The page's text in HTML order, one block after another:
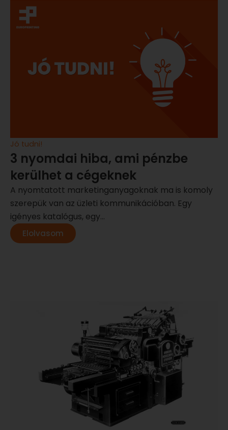
Jó tudni!
3 nyomdai hiba, ami pénzbe
kerülhet a cégeknek
A nyomtatott marketinganyagoknak ma is komoly
szerepük van az üzleti kommunikációban. Egy
igényes katalógus, egy...
Elolvasom